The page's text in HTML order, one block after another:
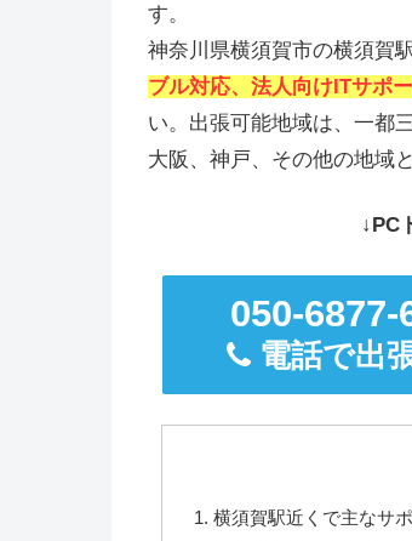
す。
神奈川県横須賀市の横須賀
ブル対応、法人向けITサポ
い。出張可能地域は、一都
大阪、神戸、その他の地域
↓PC
050-6877-
電話で出
横須賀駅近くで主なサ